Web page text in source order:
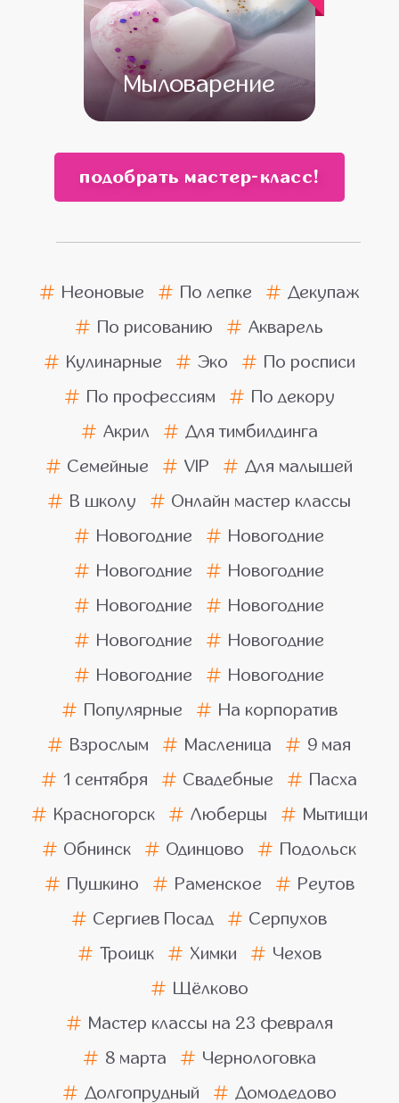
Мыловарение
подобрать мастер-класс!
Неоновые По лепке
Декупаж
По рисованию
Акварель
Кулинарные
Эко
По росписи
По профессиям
По декору
Акрил
Для тимбилдинга
Семейные
VIP
Для малышей
В школу
Онлайн мастер классы
Новогодние
Новогодние
Новогодние
Новогодние
Новогодние
Новогодние
Новогодние
Новогодние
Новогодние
Новогодние
Популярные
На корпоратив
Взрослым
Масленица
9 мая
1 сентября
Свадебные
Пасха
Красногорск
Люберцы
Мытищи
Обнинск
Одинцово
Подольск
Пушкино
Раменское
Реутов
Сергиев Посад
Серпухов
Троицк
Химки
Чехов
Щёлково
Мастер классы на 23 февраля
8 марта
Чернологовка
Долгопрудный
Домодедово